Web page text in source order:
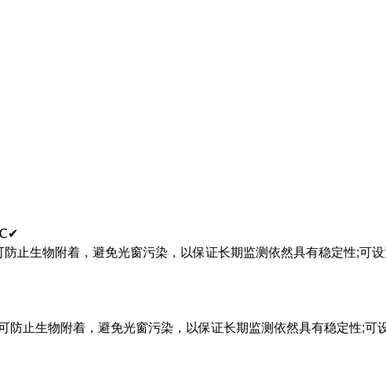
生物附着，避免光窗污染，以保证长期监测依然具有稳定性;可
生物附着，避免光窗污染，以保证长期监测依然具有稳定性;可